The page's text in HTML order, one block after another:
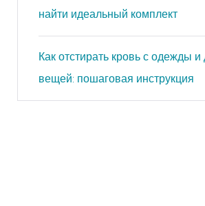
найти идеальный комплект
Как отстирать кровь с одежды
вещей: пошаговая инструкция